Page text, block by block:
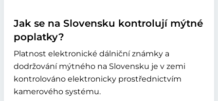
Jak se na Slovensku kontrolují mýtné
poplatky?
Platnost elektronické dálniční známky a
dodržování mýtného na Slovensku je v zemi
kontrolováno elektronicky prostřednictvím
kamerového systému.